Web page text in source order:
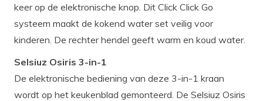
keer op de elektronische knop. Dit Click Click Go
systeem maakt de kokend water set veilig voor
kinderen. De rechter hendel geeft warm en koud water.
Selsiuz Osiris 3-in-1
De elektronische bediening van deze 3-in-1 kraan
wordt op het keukenblad gemonteerd. De Selsiuz Osiris